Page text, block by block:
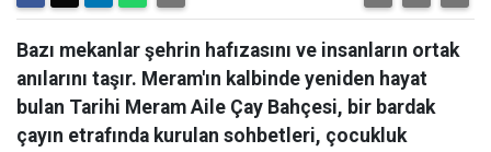
Bazı mekanlar şehrin hafızasını ve insanların ortak
anılarını taşır. Meram'ın kalbinde yeniden hayat
bulan Tarihi Meram Aile Çay Bahçesi, bir bardak
çayın etrafında kurulan sohbetleri, çocukluk